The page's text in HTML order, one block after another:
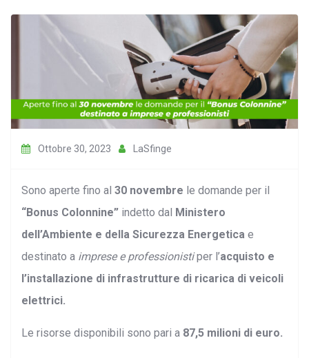
Ottobre 30, 2023 LaSfinge
Sono aperte fino al 30 novembre le domande per il
“Bonus Colonnine” indetto dal Ministero
dell’Ambiente e della Sicurezza Energetica e
destinato a imprese e professionistiper l’acquisto e
l’installazione di infrastrutture di ricarica di veicoli
elettrici.
Le risorse disponibili sono pari a 87,5 milioni di euro.